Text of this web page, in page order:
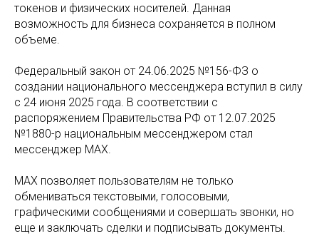
токенов и физических носителей. Данная
возможность для бизнеса сохраняется в полном
объеме.
Федеральный закон от 24.06.2025 №156-ФЗ о
создании национального мессенджера вступил в силу
с 24 июня 2025 года. В соответствии с
распоряжением Правительства РФ от 12.07.2025
№1880-р национальным мессенджером стал
мессенджер MAX.
MAX позволяет пользователям не только
обмениваться текстовыми, голосовыми,
графическими сообщениями и совершать звонки, но
еще и заключать сделки и подписывать документы.